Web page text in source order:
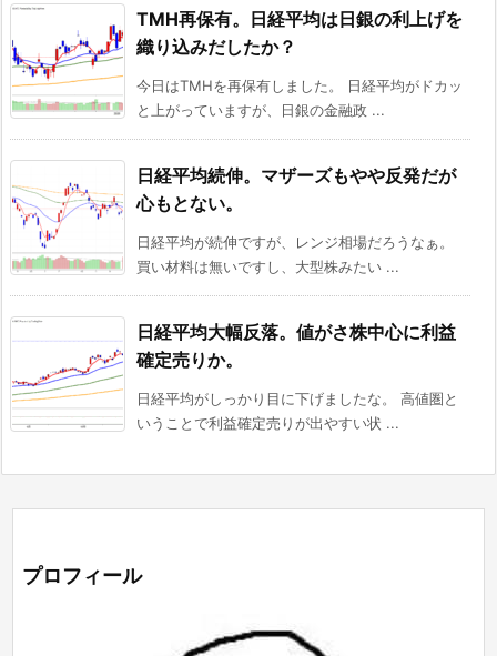
TMH再保有。日経平均は日銀の利上げを
織り込みだしたか？
今日はTMHを再保有しました。 日経平均がドカッ
と上がっていますが、日銀の金融政 ...
日経平均続伸。マザーズもやや反発だが
心もとない。
日経平均が続伸ですが、レンジ相場だろうなぁ。
買い材料は無いですし、大型株みたい ...
日経平均大幅反落。値がさ株中心に利益
確定売りか。
日経平均がしっかり目に下げましたな。 高値圏と
いうことで利益確定売りが出やすい状 ...
プロフィール